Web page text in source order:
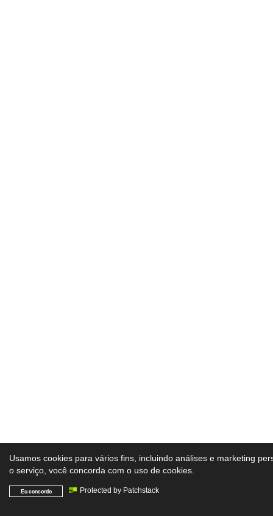
Usamos cookies para vários fins, incluindo análises e marketing
o serviço, você concorda com o uso de cookies.
Eu concordo Protected by Patchstack